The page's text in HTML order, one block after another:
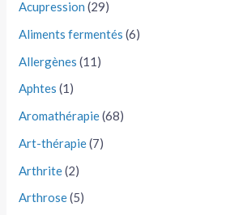
Acupression (29)
Aliments fermentés (6)
Allergènes (11)
Aphtes (1)
Aromathérapie(68)
Art-thérapie(7)
Arthrite(2)
Arthrose(5)